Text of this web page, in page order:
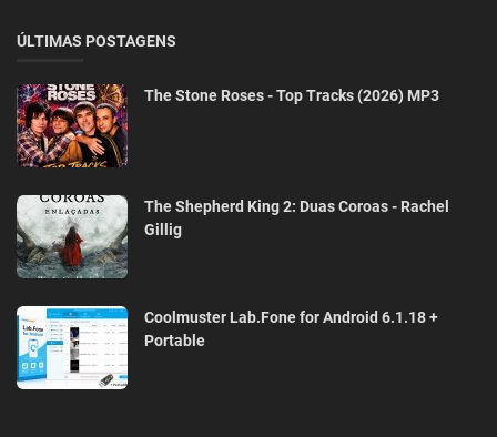
ÚLTIMAS POSTAGENS
The Stone Roses - Top Tracks (2026) MP3
The Shepherd King 2: Duas Coroas - Rachel
Gillig
Coolmuster Lab.Fone for Android 6.1.18 +
Portable